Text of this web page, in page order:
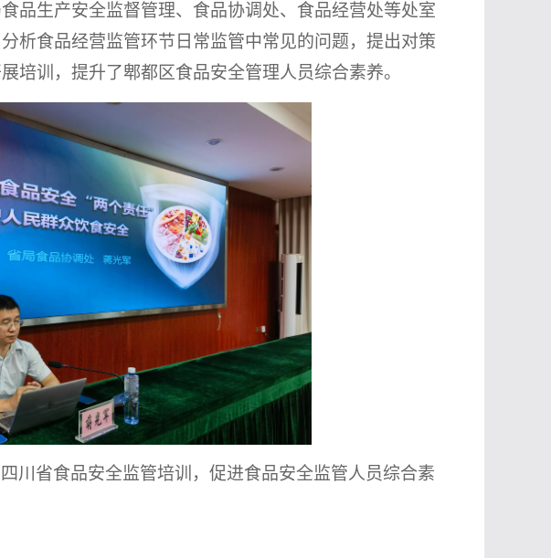
品生产安全监督管理、食品协调处、食品经营处等处室
析食品经营监管环节日常监管中常见的问题，提出对策
培训，提升了郫都区食品安全管理人员综合素养。
四川省食品安全监管培训， 促进食品安全监管人员综合素